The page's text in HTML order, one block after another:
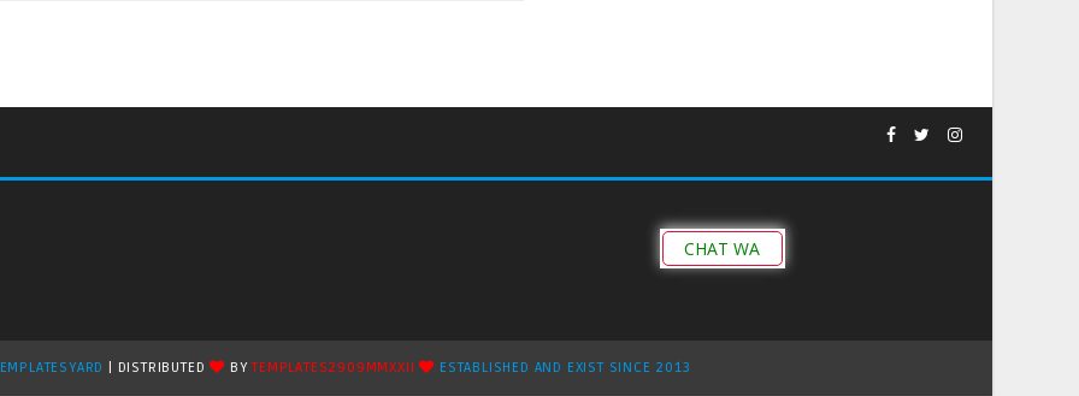
CHAT WA
| DISTRIBUTED BYTEMPLATES2909MMXXII ESTABLISHED AND EXIST SINCE 2013